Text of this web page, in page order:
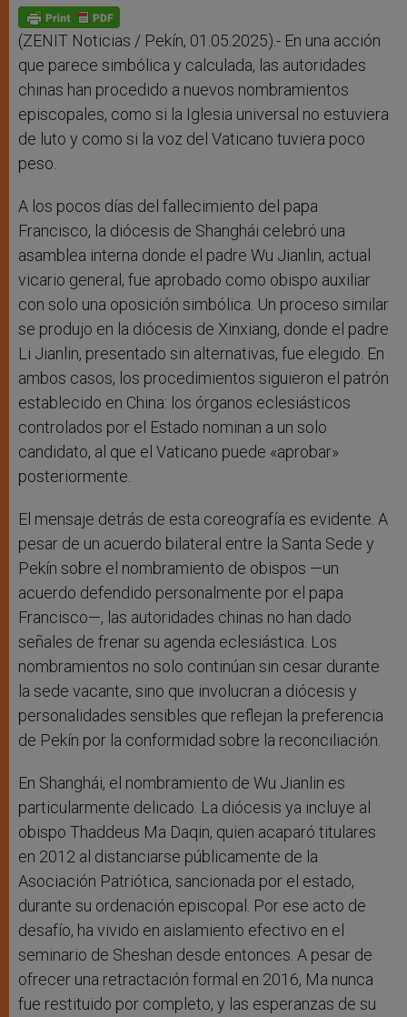
p
p
g
e
r
o
k
(ZENIT Noticias / Pekín, 01.05.2025).- En una acción
que parece simbólica y calculada, las autoridades
chinas han procedido a nuevos nombramientos
episcopales, como si la Iglesia universal no estuviera
de luto y como si la voz del Vaticano tuviera poco
peso.
A los pocos días del fallecimiento del papa
Francisco, la diócesis de Shanghái celebró una
asamblea interna donde el padre Wu Jianlin, actual
vicario general, fue aprobado como obispo auxiliar
con solo una oposición simbólica. Un proceso similar
se produjo en la diócesis de Xinxiang, donde el padre
Li Jianlin, presentado sin alternativas, fue elegido. En
ambos casos, los procedimientos siguieron el patrón
establecido en China: los órganos eclesiásticos
controlados por el Estado nominan a un solo
candidato, al que el Vaticano puede «aprobar»
posteriormente.
El mensaje detrás de esta coreografía es evidente. A
pesar de un acuerdo bilateral entre la Santa Sede y
Pekín sobre el nombramiento de obispos —un
acuerdo defendido personalmente por el papa
Francisco—, las autoridades chinas no han dado
señales de frenar su agenda eclesiástica. Los
nombramientos no solo continúan sin cesar durante
la sede vacante, sino que involucran a diócesis y
personalidades sensibles que reflejan la preferencia
de Pekín por la conformidad sobre la reconciliación.
En Shanghái, el nombramiento de Wu Jianlin es
particularmente delicado. La diócesis ya incluye al
obispo Thaddeus Ma Daqin, quien acaparó titulares
en 2012 al distanciarse públicamente de la
Asociación Patriótica, sancionada por el estado,
durante su ordenación episcopal. Por ese acto de
desafío, ha vivido en aislamiento efectivo en el
seminario de Sheshan desde entonces. A pesar de
ofrecer una retractación formal en 2016, Ma nunca
fue restituido por completo, y las esperanzas de su